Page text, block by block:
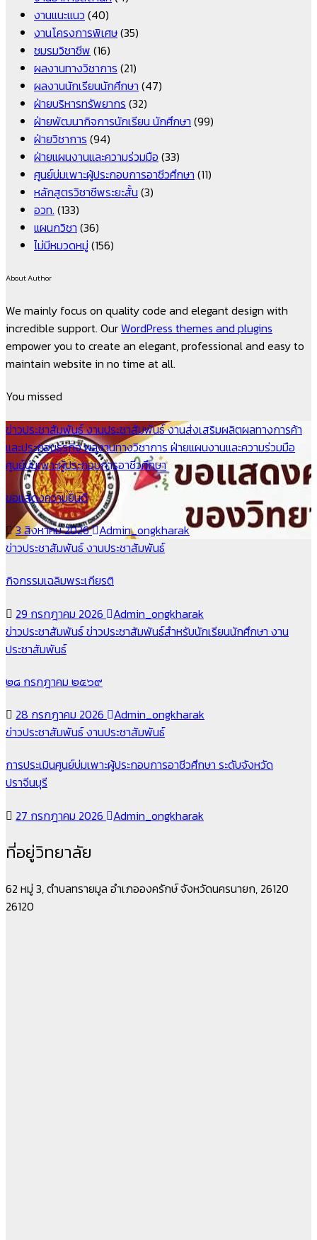
งานแนะแนว (40)
งานโครงการพิเศษ(35)
ชมรมวิชาชีพ (16)
ผลงานทางวิชาการ (21)
ผลงานนักเรียนนักศึกษา (47)
ฝ่ายบริหารทรัพยากร (32)
ฝ่ายพัฒนากิจการนักเรียน นักศึกษา (99)
ฝ่ายวิชาการ (94)
ฝ่ายแผนงานและความร่วมมือ (33)
ศูนย์บ่มเพาะผู้ประกอบการอาชีวศึกษา (11)
หลักสูตรวิชาชีพระยะสั้น (3)
อวท. (133)
แผนกวิชา (36)
ไม่มีหมวดหมู่ (156)
About Author
We mainly focus on quality code and elegant design with
incredible support. OurWordPress themes and plugins
empower you to create an elegant, professional and easy to
maintain website in no time at all.
You missed
ข่าวประชาสัมพันธ์งานประชาสัมพันธ์งานส่งเสริมผลิตผลทางการค้า
และประกอบธุรกิจผลงานทางวิชาการ ฝ่ายแผนงานและความร่วมมือ
ศูนย์บ่มเพาะผู้ประกอบการอาชีวศึกษา
ขอแสดงความยินดี
3 สิงหาคม 2026 Admin_ongkharak
ข่าวประชาสัมพันธ์งานประชาสัมพันธ์
กิจกรรมเฉลิมพระเกียรติ
29 กรกฎาคม 2026
Admin_ongkharak
ข่าวประชาสัมพันธ์ข่าวประชาสัมพันธ์สำหรับนักเรียนนักศึกษา งาน
ประชาสัมพันธ์
๒๘ กรกฎาคม ๒๕๖๙
28 กรกฎาคม 2026
Admin_ongkharak
ข่าวประชาสัมพันธ์งานประชาสัมพันธ์
การประเมินศูนย์บ่มเพาะผู้ประกอบการอาชีวศึกษา ระดับจังหวัด
ปราจีนบุรี
27 กรกฎาคม 2026
Admin_ongkharak
ที่อยู่วิทยาลัย
62 หมู่ 3, ตำบลทรายมูล อำเภอองครักษ์ จังหวัดนครนายก, 26120
26120